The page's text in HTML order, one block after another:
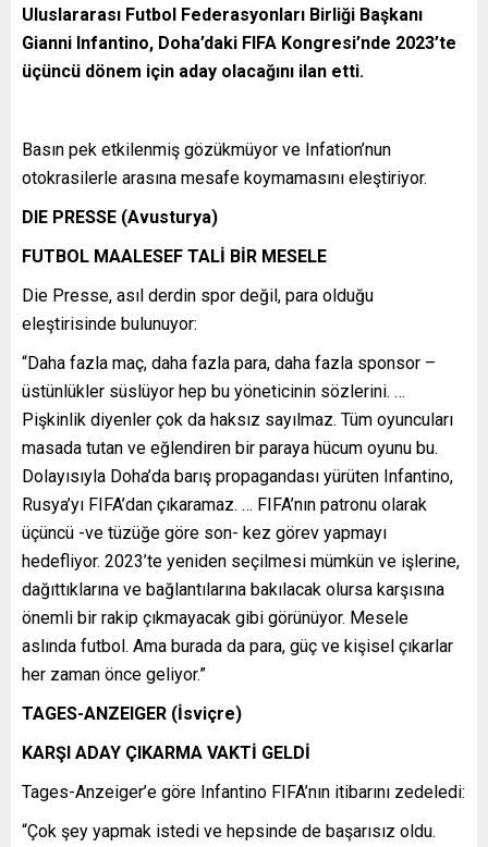
Uluslararası Futbol Federasyonları Birliği Başkanı
Gianni Infantino, Doha’daki FIFA Kongresi’nde 2023’te
üçüncü dönem için aday olacağını ilan etti.
Basın pek etkilenmiş gözükmüyor ve Infation’nun
otokrasilerle arasına mesafe koymamasını eleştiriyor.
DIE PRESSE (Avusturya)
FUTBOL MAALESEF TALİ BİR MESELE
Die Presse, asıl derdin spor değil, para olduğu
eleştirisinde bulunuyor:
“Daha fazla maç, daha fazla para, daha fazla sponsor –
üstünlükler süslüyor hep bu yöneticinin sözlerini. …
Pişkinlik diyenler çok da haksız sayılmaz. Tüm oyuncuları
masada tutan ve eğlendiren bir paraya hücum oyunu bu.
Dolayısıyla Doha’da barış propagandası yürüten Infantino,
Rusya’yı FIFA’dan çıkaramaz. … FIFA’nın patronu olarak
üçüncü -ve tüzüğe göre son- kez görev yapmayı
hedefliyor. 2023’te yeniden seçilmesi mümkün ve işlerine,
dağıttıklarına ve bağlantılarına bakılacak olursa karşısına
önemli bir rakip çıkmayacak gibi görünüyor. Mesele
aslında futbol. Ama burada da para, güç ve kişisel çıkarlar
her zaman önce geliyor.”
TAGES-ANZEIGER (İsviçre)
KARŞI ADAY ÇIKARMA VAKTİ GELDİ
Tages-Anzeiger’e göre Infantino FIFA’nın itibarını zedeledi:
“Çok şey yapmak istedi ve hepsinde de başarısız oldu.